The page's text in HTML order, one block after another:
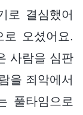
로 결심했어
로 오셨어요.
사람을 심판
을 죄악에서
풀타임으로